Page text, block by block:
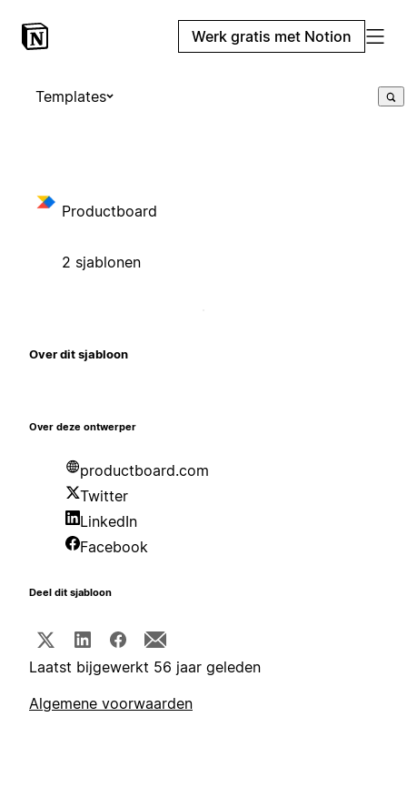
Werk gratis met Notion
Templates
Productboard
2 sjablonen
Over dit sjabloon
Over deze ontwerper
productboard.com
Twitter
LinkedIn
Facebook
Deel dit sjabloon
Laatst bijgewerkt 56 jaar geleden
Algemene voorwaarden